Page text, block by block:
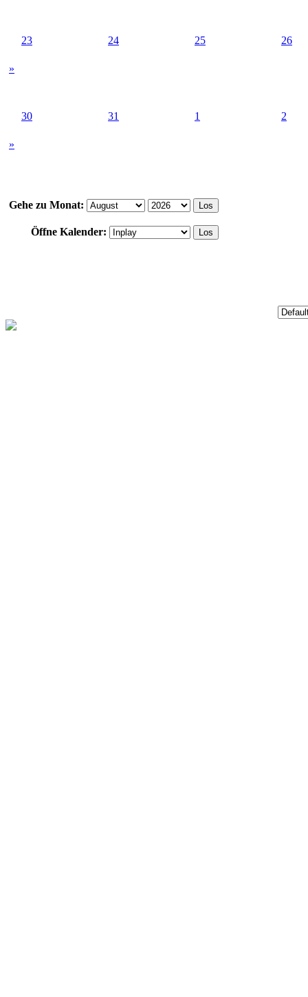
»
23 24 25 26
»
30 31 1 2
Gehe zu Monat:
Öffne Kalender: